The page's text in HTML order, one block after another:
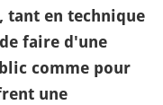
tant en technique
faire d'une
comme pour
une